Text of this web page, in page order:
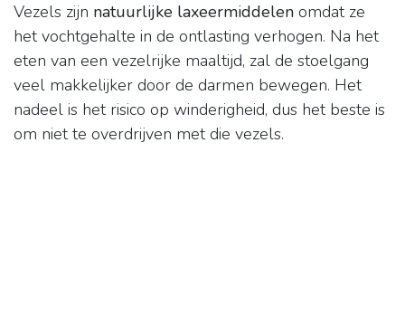
Vezels zijn natuurlijke laxeermiddelen omdat ze
het vochtgehalte in de ontlasting verhogen. Na het
eten van een vezelrijke maaltijd, zal de stoelgang
veel makkelijker door de darmen bewegen. Het
nadeel is het risico op winderigheid, dus het beste is
om niet te overdrijven met die vezels.